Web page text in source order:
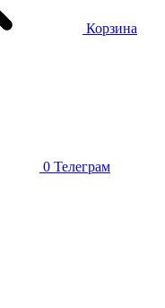
Корзина
0 Телеграм